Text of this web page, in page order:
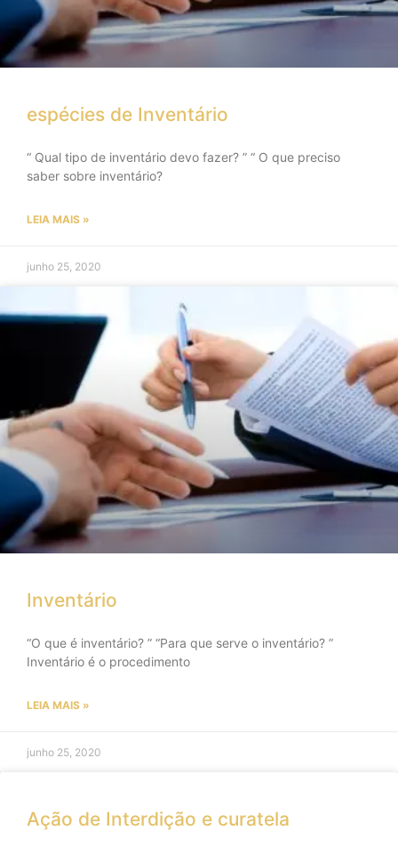
espécies de Inventário
“ Qual tipo de inventário devo fazer? ” “ O que preciso
saber sobre inventário?
LEIA MAIS »
junho 25, 2020
Inventário
“O que é inventário? ” “Para que serve o inventário? ”
Inventário é o procedimento
LEIA MAIS »
junho 25, 2020
Ação de Interdição e curatela